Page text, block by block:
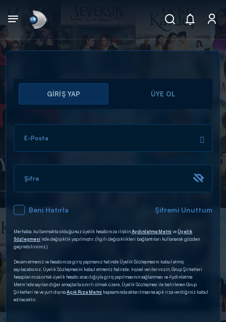
Arama
ARAMA SONUÇLARI
DİĞER SONUÇLAR
GİRİŞ YAP ÜYE OL
E-Posta
Şifre
Beni Hatırla Şifremi Unuttum
Merhaba, kullanmakta olduğunuz üyelik hesabınıza ilişkinAydınlatma Metni veÜyelik
Sözleşmesi’nde değişiklik yapılmıştır. (İlgili değişiklikleri bağlantıları kullanarak gözden
geçirebilirsiniz.)
Devam etmeniz ve hesabınıza giriş yapmanız halinde Üyelik Sözleşmesini kabul etmiş
sayılacaksınız. Üyelik Sözleşmesini kabul etmeniz halinde; kişisel verilerinizin, Grup Şirketleri
hesaplarınıza ortak üyelik hesabı aracılığıyla giriş yapılmasının sağlanması ve Aydınlatma
Metni’nde sayılan diğer amaçlarla sınırlı olmak üzere, Üyelik Sözleşmesi ile belirlenen Grup
Şirketleri’ne ve yurt dışınaAçık Rıza Metni kapsamında aktarılmasına açık rıza verdiğiniz kabul
edilecektir.